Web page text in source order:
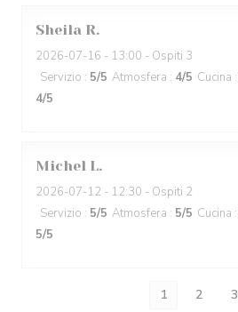
Sheila R
2026-07-16 - 13:00 - Ospiti 3
Servizio : 5/5 Atmosfera : 4/5 Cucina :
4/5
Michel L
2026-07-12 - 12:30 - Ospiti 2
Servizio : 5/5 Atmosfera : 5/5 Cucina :
5/5
1 2 3